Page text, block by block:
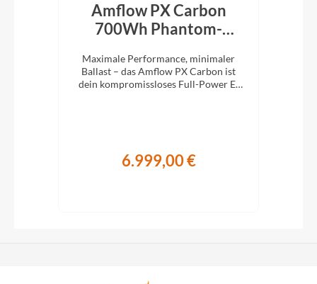
Amflow PX Carbon
700Wh Phantom-
Maximale Performance, minimaler
Ballast – das Amflow PX Carbon ist
dein kompromissloses Full-Power E-
6.999,00 €